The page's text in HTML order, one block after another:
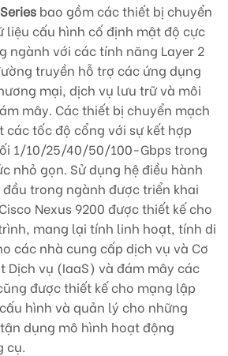
bao gồm các thiết bị chuyển
liệu cấu hình cố định mật độ cực
ngành với các tính năng Layer 2
truyền hỗ trợ các ứng dụng
mại, dịch vụ lưu trữ và môi
mây. Các thiết bị chuyển mạch
tốc độ cổng với sự kết hợp
1/10/25/40/50/100-Gbps trong
nhỏ gọn. Sử dụng hệ điều hành
đầu trong ngành được triển khai
Nexus 9200 được thiết kế cho
mang lại tính linh hoạt, tính di
các nhà cung cấp dịch vụ và Cơ
Dịch vụ (IaaS) và đám mây các
được thiết kế cho mạng lập
hình và quản lý cho những
dụng mô hình hoạt động
cụ.